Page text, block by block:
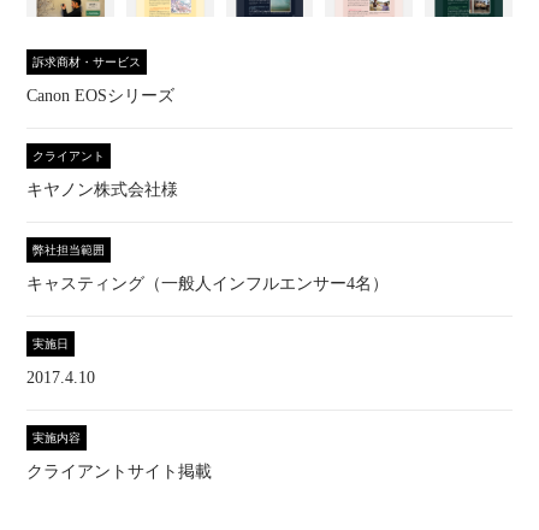
訴求商材・サービス
Canon EOSシリーズ
クライアント
キヤノン株式会社様
弊社担当範囲
キャスティング（一般人インフルエンサー4名）
実施日
2017.4.10
実施内容
クライアントサイト掲載